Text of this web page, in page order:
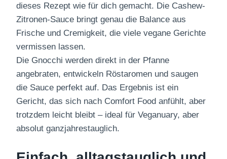
dieses Rezept wie für dich gemacht. Die Cashew-
Zitronen-Sauce bringt genau die Balance aus
Frische und Cremigkeit, die viele vegane Gerichte
vermissen lassen.
Die Gnocchi werden direkt in der Pfanne
angebraten, entwickeln Röstaromen und saugen
die Sauce perfekt auf. Das Ergebnis ist ein
Gericht, das sich nach Comfort Food anfühlt, aber
trotzdem leicht bleibt – ideal für Veganuary, aber
absolut ganzjahrestauglich.